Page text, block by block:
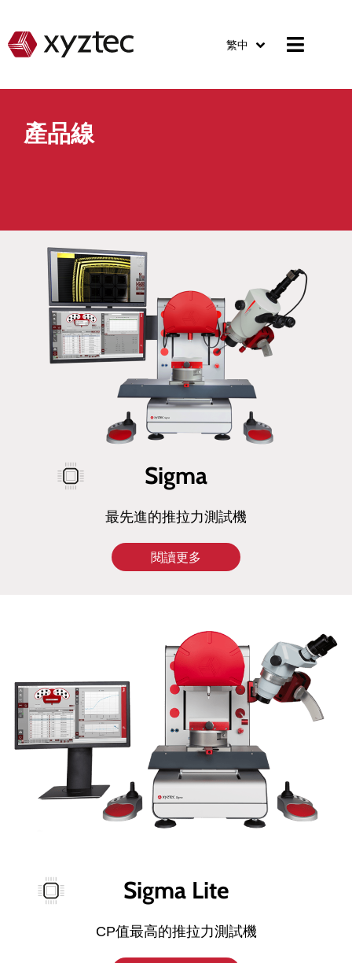
繁中
產品線
Sigma
最先進的推拉力測試機
閱讀更多
Sigma Lite
CP值最高的推拉力測試機